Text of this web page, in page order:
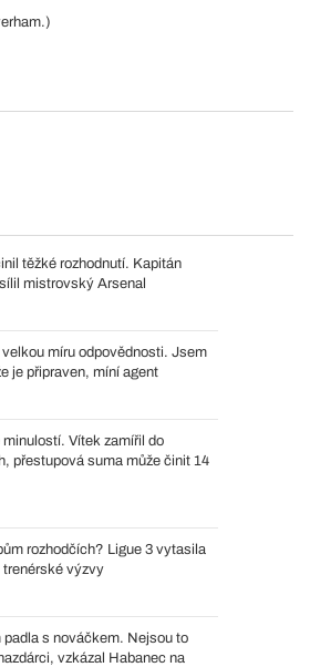
těžké rozhodnutí. Kapitán
mistrovský Arsenal
míru odpovědnosti. Jsem
je připraven, míní agent
minulostí. Vítek zamířil do
přestupová suma může činit 14
rozhodčích? Ligue 3 vytasila
trenérské výzvy
padla s nováčkem. Nejsou to
vzkázal Habanec na